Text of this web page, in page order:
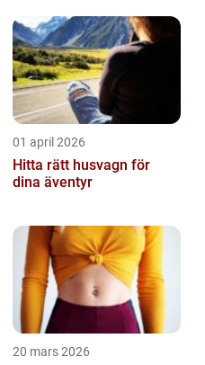
01 april 2026
Hitta rätt husvagn för
dina äventyr
20 mars 2026